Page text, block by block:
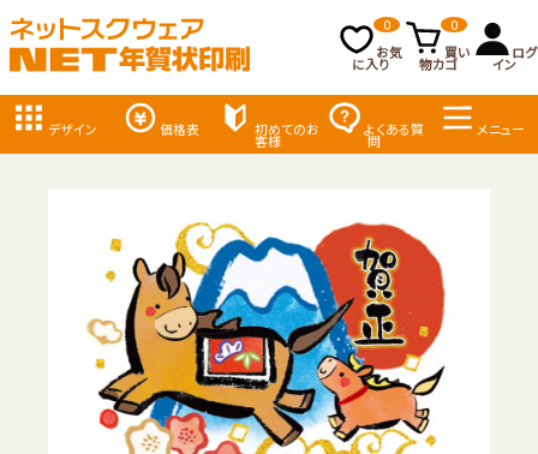
お気
に入り
0
買い
物カゴ
0
ログ
イン
デザイン 価格表 初めてのお
客様
よくある質
問
メニュー